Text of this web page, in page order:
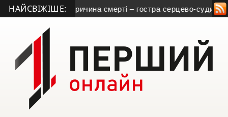
НАЙСВІЖІШЕ:причина смерті – гостра серцево-судинна